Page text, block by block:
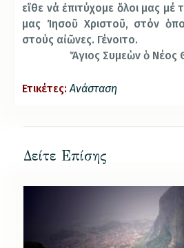
εἴθε νά ἐπιτύχομε ὅλοι μας μέ
μας Ἰησοῦ Χριστοῦ, στόν
στούς αἰῶνες. Γένοιτο.
Ἅγιος Συμεὼν ὁ Νέος
Ετικέτες: Ανάσταση
Δείτε Επίσης